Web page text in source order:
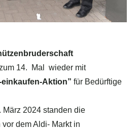
14. Mal wieder mit
einkaufen-Aktion” für Bedürftige
März 2024 standen die
dem Aldi- Markt in